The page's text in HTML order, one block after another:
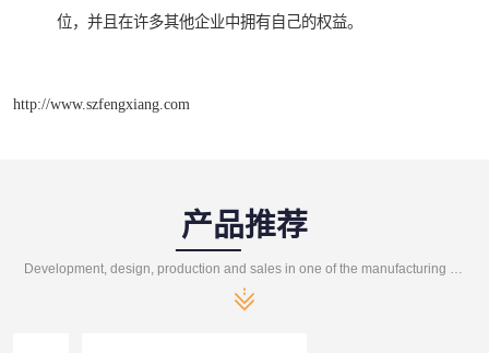
位，并且在许多其他企业中拥有自己的权益。
http://www.szfengxiang.com
产品推荐